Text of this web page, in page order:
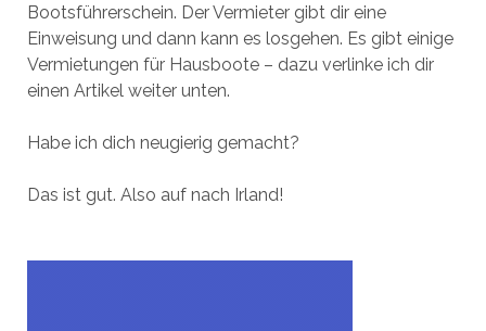
Bootsführerschein. Der Vermieter gibt dir eine
Einweisung und dann kann es losgehen. Es gibt einige
Vermietungen für Hausboote – dazu verlinke ich dir
einen Artikel weiter unten.
Habe ich dich neugierig gemacht?
Das ist gut. Also auf nach Irland!